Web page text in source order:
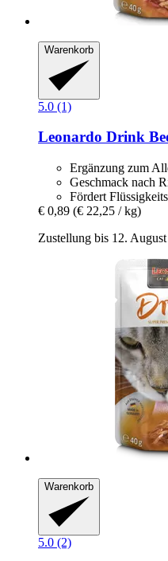
Warenkorb
5.0 (1)
Leonardo Drink
Ergänzung zum
Geschmack nach
Fördert
€ 0,89 (€ 22,25 / kg)
Zustellung bis 12. August
Warenkorb
5.0 (2)